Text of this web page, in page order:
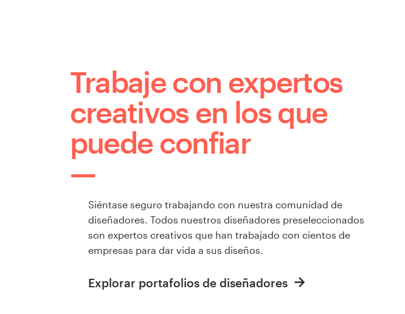
Trabaje con expertos
creativos en los que
puede confiar
Siéntase seguro trabajando con nuestra comunidad de
diseñadores. Todos nuestros diseñadores preseleccionados
son expertos creativos que han trabajado con cientos de
empresas para dar vida a sus diseños.
Explorar portafolios de diseñadores